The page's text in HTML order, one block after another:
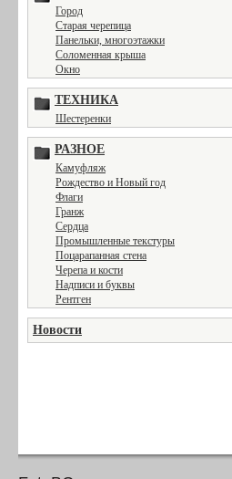
Город
Старая черепица
Панельки, многоэтажки
Соломенная крыша
Окно
ТЕХНИКА
Шестеренки
РАЗНОЕ
Камуфляж
Рождество и Новый год
Флаги
Гранж
Сердца
Промышленные текстуры
Поцарапанная стена
Черепа и кости
Надписи и буквы
Рентген
Новости